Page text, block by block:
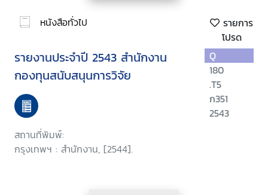
หนังสือทั่วไป
รายการ
โปรด
รายงานประจำปี 2543 สำนักงาน
กองทุนสนับสนุนการวิจัย
สถานที่พิมพ์:
กรุงเทพฯ : สำนักงาน, [2544].
Q
180
.T5
ก351
2543